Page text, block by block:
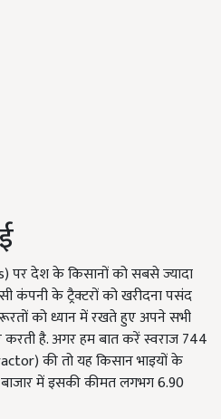
पर देश के किसानों को सबसे ज्यादा
कंपनी के ट्रैक्टरों को खरीदना पसंद
को ध्यान में रखते हुए अपने सभी
करती है. अगर हम बात करें स्वराज 744
की तो यह किसान भाइयों के
में इसकी कीमत लगभग 6.90